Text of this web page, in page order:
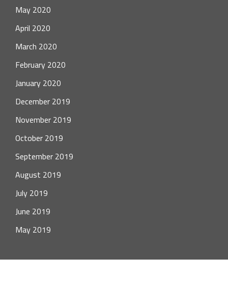
May 2020
April 2020
March 2020
February 2020
January 2020
December 2019
November 2019
October 2019
September 2019
August 2019
July 2019
June 2019
May 2019